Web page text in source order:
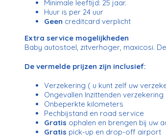
Minimale leeftijd: 25 jaar.
Huur is per 24 uur
Geen creditcard verplicht
Extra service mogelijkheden
Baby autostoel, zitverhoger, maxicosi.
De vermelde prijzen zijn inclusief:
Verzekering ( u kunt zelf uw
Ongevallen Inzittenden verzekering
Onbeperkte kilometers
Pechbijstand en road service
Gratis ophalen en brengen bij uw
Gratis pick-up en drop-off airport